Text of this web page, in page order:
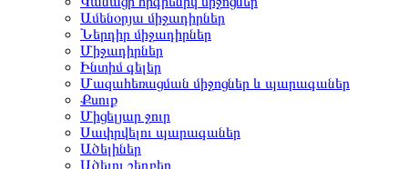
Ամենօրյա միջադիրներ
Ներդիր միջադիրներ
Միջադիրներ
Ինտիմ գելեր
Մազահեռացման միջոցներ և պարագաներ
Քսուք
Միցելյար ջուր
Սափրվելու պարագաներ
Ածելիներ
Ածելու շեղբեր